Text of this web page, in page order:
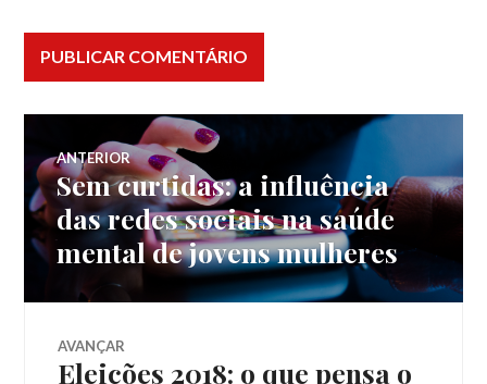
Navegação
de
Post
ANTERIOR
Post
anterior:
Sem curtidas: a influência
das redes sociais na saúde
mental de jovens mulheres
AVANÇAR
Próximo
Eleições 2018: o que pensa o